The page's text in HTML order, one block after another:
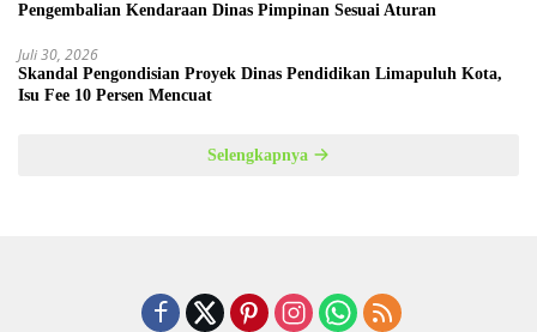
Pengembalian Kendaraan Dinas Pimpinan Sesuai Aturan
Juli 30, 2026
Skandal Pengondisian Proyek Dinas Pendidikan Limapuluh Kota,
Isu Fee 10 Persen Mencuat
Selengkapnya